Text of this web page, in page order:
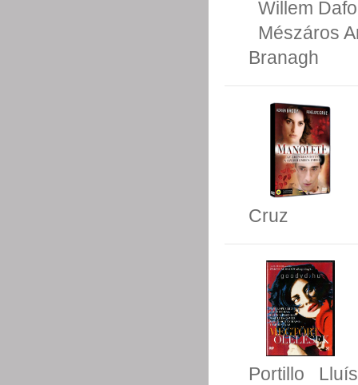
Willem
Mészáros
Branagh
Cruz
Portillo